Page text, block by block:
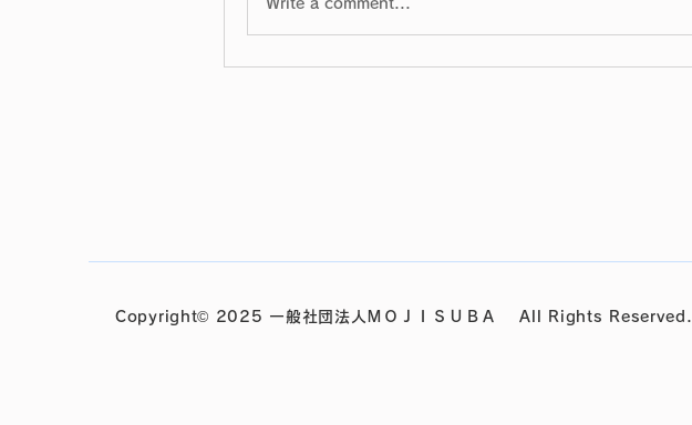
Copyright© 2025 一般社団法人ＭＯＪＩＳＵＢＡ All Rights Reserved.